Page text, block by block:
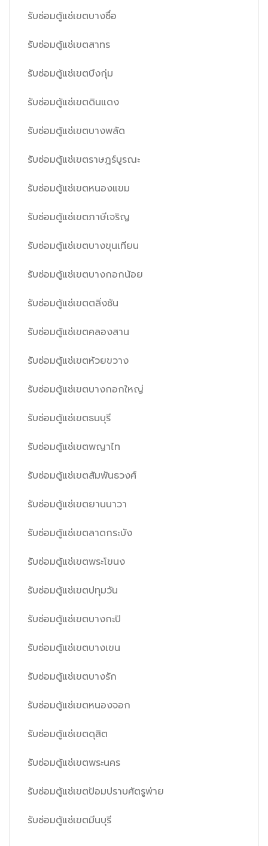
รับซ่อมตู้แช่เขตบางซื่อ
รับซ่อมตู้แช่เขตสาทร
รับซ่อมตู้แช่เขตบึงกุ่ม
รับซ่อมตู้แช่เขตดินแดง
รับซ่อมตู้แช่เขตบางพลัด
รับซ่อมตู้แช่เขตราษฎร์บูรณะ
รับซ่อมตู้แช่เขตหนองแขม
รับซ่อมตู้แช่เขตภาษีเจริญ
รับซ่อมตู้แช่เขตบางขุนเทียน
รับซ่อมตู้แช่เขตบางกอกน้อย
รับซ่อมตู้แช่เขตตลิ่งชัน
รับซ่อมตู้แช่เขตคลองสาน
รับซ่อมตู้แช่เขตห้วยขวาง
รับซ่อมตู้แช่เขตบางกอกใหญ่
รับซ่อมตู้แช่เขตธนบุรี
รับซ่อมตู้แช่เขตพญาไท
รับซ่อมตู้แช่เขตสัมพันธวงศ์
รับซ่อมตู้แช่เขตยานนาวา
รับซ่อมตู้แช่เขตลาดกระบัง
รับซ่อมตู้แช่เขตพระโขนง
รับซ่อมตู้แช่เขตปทุมวัน
รับซ่อมตู้แช่เขตบางกะปิ
รับซ่อมตู้แช่เขตบางเขน
รับซ่อมตู้แช่เขตบางรัก
รับซ่อมตู้แช่เขตหนองจอก
รับซ่อมตู้แช่เขตดุสิต
รับซ่อมตู้แช่เขตพระนคร
รับซ่อมตู้แช่เขตป้อมปราบศัตรูพ่าย
รับซ่อมตู้แช่เขตมีนบุรี